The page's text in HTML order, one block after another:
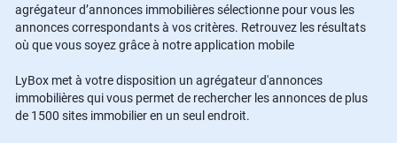
agrégateur d’annonces immobilières sélectionne pour vous les
annonces correspondants à vos critères. Retrouvez les résultats
où que vous soyez grâce à notre application mobile
LyBox met à votre disposition un agrégateur d'annonces
immobilières qui vous permet de rechercher les annonces de plus
de 1500 sites immobilier en un seul endroit.